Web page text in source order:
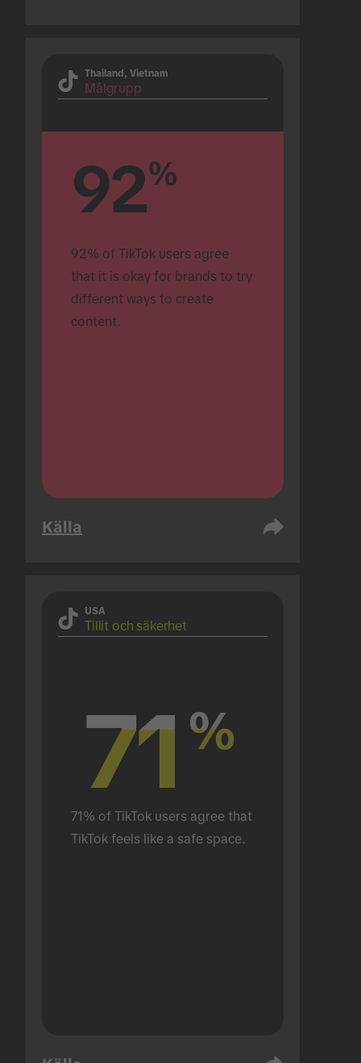
Thailand, Vietnam
Målgrupp
92%
92% of TikTok users agree
that it is okay for brands to try
different ways to create
content.
Källa
USA
Tillit och säkerhet
71 %
71 %
71% of TikTok users agree that
TikTok feels like a safe space.